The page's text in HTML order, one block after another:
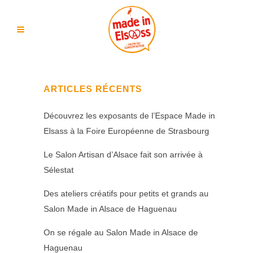
ARTICLES RÉCENTS
Découvrez les exposants de l’Espace Made in
Elsass à la Foire Européenne de Strasbourg
Le Salon Artisan d’Alsace fait son arrivée à
Sélestat
Des ateliers créatifs pour petits et grands au
Salon Made in Alsace de Haguenau
On se régale au Salon Made in Alsace de
Haguenau